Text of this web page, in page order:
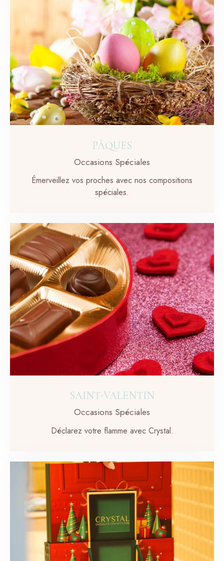
PÂQUES
Occasions Spéciales
Émerveillez vos proches avec nos compositions
spéciales.
SAINT-VALENTIN
Occasions Spéciales
Déclarez votre flamme avec Crystal.